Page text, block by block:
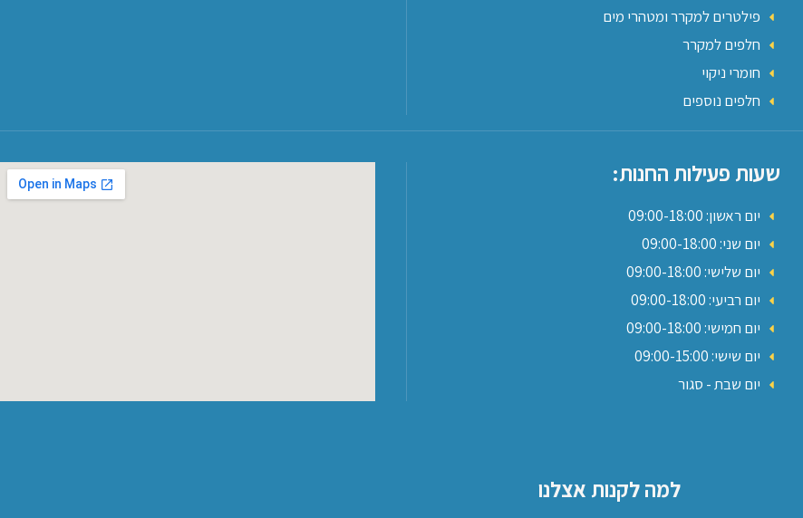
פילטרים למקרר ומטהרי מים
חלפים למקרר
חומרי ניקוי
חלפים נוספים
שעות פעילות החנות:
יום ראשון: 09:00-18:00
יום שני: 09:00-18:00
יום שלישי: 09:00-18:00
יום רביעי: 09:00-18:00
יום חמישי: 09:00-18:00
יום שישי: 09:00-15:00
יום שבת - סגור
למה לקנות אצלנו